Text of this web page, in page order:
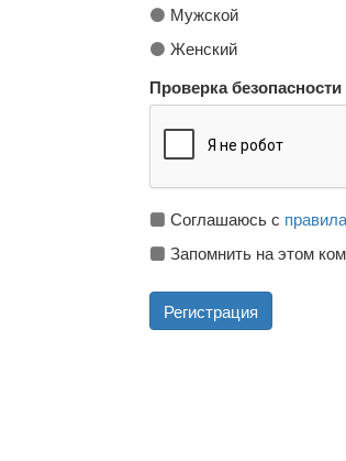
Мужской
Женский
Проверка безопасности
Соглашаюсь с
Запомнить на этом